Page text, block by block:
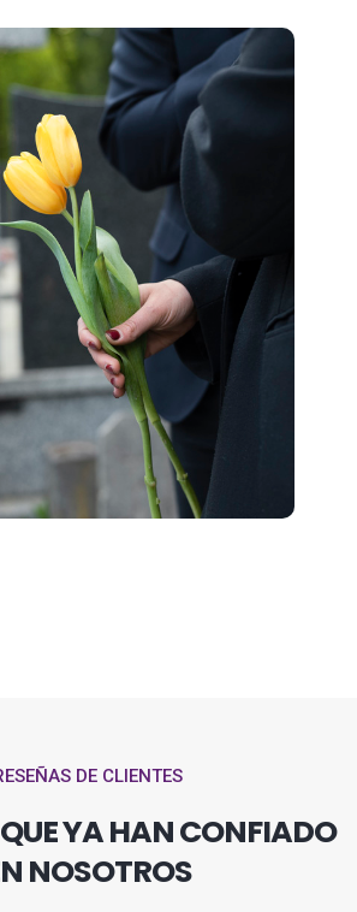
DE CLIENTES
YA HAN CONFIADO
NOSOTROS